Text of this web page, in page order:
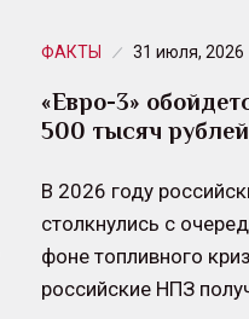
ФАКТЫ 31 июля, 2026
«Евро-3»
500 тысяч
В 2026 году
столкнулись с
фоне топливного
российские НПЗ